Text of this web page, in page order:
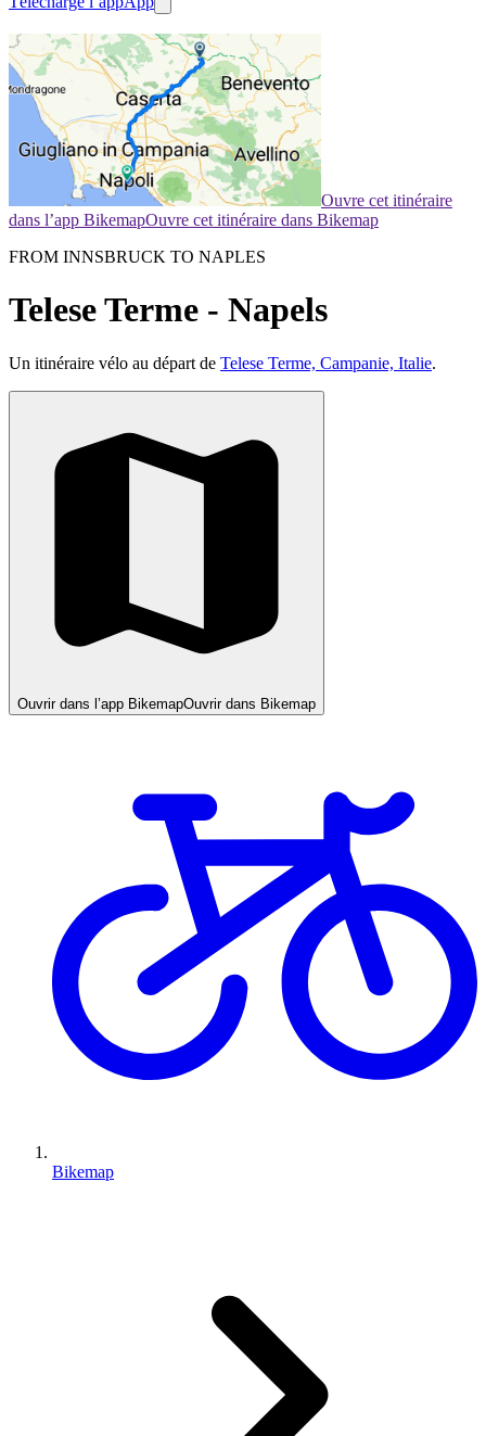
Ouvre cet itinéraire
dans l’app BikemapOuvre cet itinéraire dans Bikemap
FROM INNSBRUCK TO NAPLES
Telese Terme - Napels
Un itinéraire vélo au départ de Telese Terme, Campanie, Italie.
Ouvrir dans l’app BikemapOuvrir dans Bikemap
Bikemap